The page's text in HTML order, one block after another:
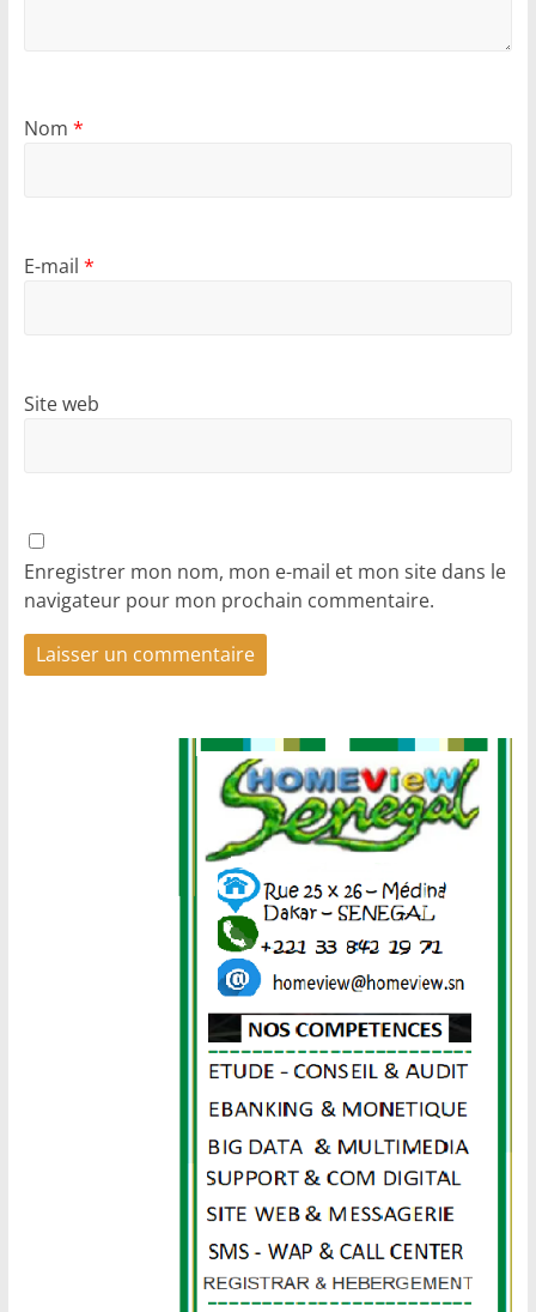
Nom *
E-mail *
Site web
Enregistrer mon nom, mon e-mail et mon site dans le
navigateur pour mon prochain commentaire.